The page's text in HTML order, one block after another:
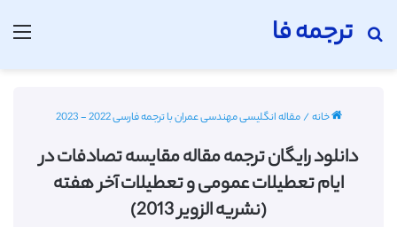
ترجمه فا
جستجو برای
خانه/مقاله انگلیسی مهندسی عمران با ترجمه فارسی 2022 - 2023
دانلود رایگان ترجمه مقاله مقایسه تصادفات در
ایام تعطیلات عمومی و تعطیلات آخر هفته
(نشریه الزویر 2013)